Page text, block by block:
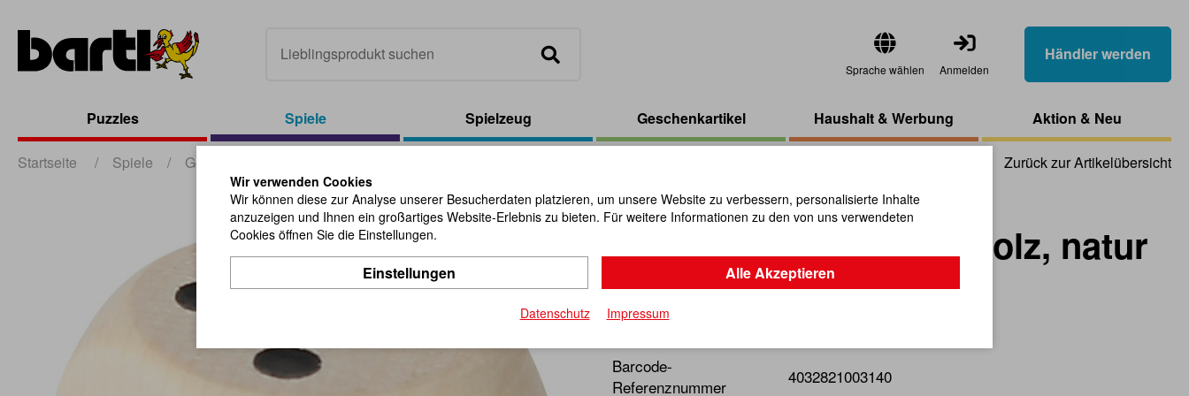
Sprache wählen Anmelden
Händler werden
Puzzles Spiele Spielzeug Geschenkartikel Haushalt & Werbung Aktion & Neu
Startseite / Spiele / Gesellschaftsspiele Zurück zur Artikelübersicht
Augenwürfel 20 mm, Holz, natur
Artikel-Nr.:103726
Geprägter Würfel aus FSC zertifiziertem Ahorn.
Barcode-
Referenznummer
4032821003140
Wir verwenden Cookies
Wir können diese zur Analyse unserer Besucherdaten platzieren, um unsere Website zu verbessern, personalisierte Inhalte
anzuzeigen und Ihnen ein großartiges Website-Erlebnis zu bieten. Für weitere Informationen zu den von uns verwendeten
Cookies öffnen Sie die Einstellungen.
Einstellungen Alle Akzeptieren
Datenschutz Impressum